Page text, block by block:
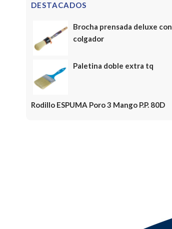
DESTACADOS
Brocha prensada deluxe con
colgador
Paletina doble extra tq
Rodillo ESPUMA Poro 3 Mango P.P. 80D